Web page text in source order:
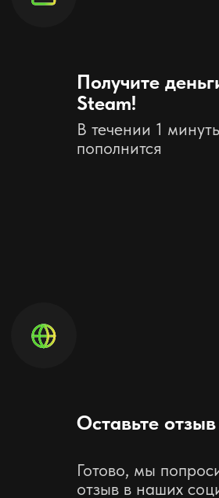
Нажимая на кнопку, вы даете согласие